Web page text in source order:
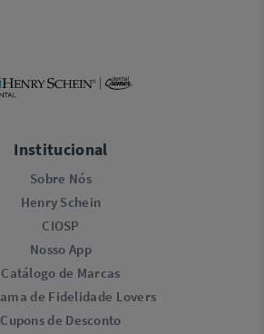
Institucional
Sobre Nós
Henry Schein
CIOSP
Nosso App
Catálogo de Marcas
de Fidelidade Lovers​
Cupons de Desconto